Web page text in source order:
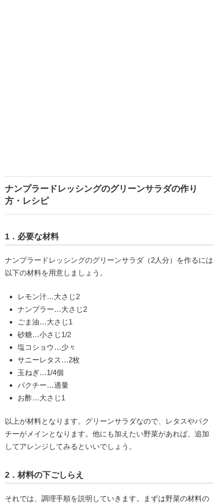
ナンプラードレッシングのグリーンサラダの作り
方・レシピ
1．必要な材料
ナンプラードレッシングのグリーンサラダ（2人分）を作るには
以下の材料を用意しましょう。
レモン汁…大さじ2
ナンプラー…大さじ2
ごま油…大さじ1
砂糖…小さじ1/2
塩コショウ…少々
サニーレタス…2枚
玉ねぎ…1/4個
パクチー…適量
お酢…大さじ1
以上が材料となります。グリーンサラダなので、レタスやパク
チーがメインとなります。他にも加えたい野菜があれば、追加
してアレンジしてみるといいでしょう。
2．材料の下ごしらえ
それでは、調理手順を説明していきます。まずは野菜の材料の